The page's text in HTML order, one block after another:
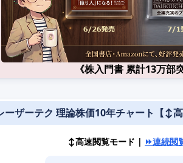
《株入門書 累計13万部
ーザーテク 理論株価10年チャート【↕️
↕️高速閲覧モード | ⏩連続閲